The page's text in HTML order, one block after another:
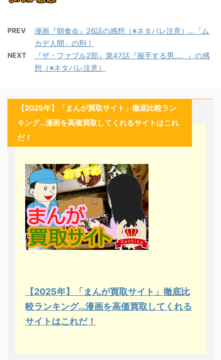
PREV
漫画『朝食会』26話の感想（※ネタバレ注意）…「ム
カデ人間」の刑！
NEXT
『ザ・ファブル2部』第47話『握手する男…。』の感
想（※ネタバレ注意）
【2025年】「まんが買取サイト」徹底比較ラン
キング…漫画を高価買取してくれるサイトはこれ
だ！
【2025年】「まんが買取サイト」徹底比
較ランキング…漫画を高価買取してくれる
サイトはこれだ！